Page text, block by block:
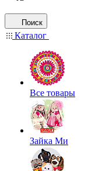
Поиск
Каталог
Все товары
Зайка Ми